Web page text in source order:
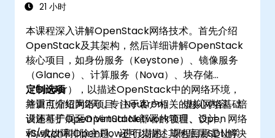
21 小时
本课程深入讲解OpenStack网络技术。首先介绍
OpenStack及其架构，然后详细讲解OpenStack
核心项目，如身份服务（Keystone）、镜像服务
（Glance）、计算服务（Nova）、块存储
（Cinder），以描述OpenStack中的网络环境，
并重点介绍网络项目（Neutron）。虚拟网络基础
设施基于Open Virtual Network项目、Open
vSwitch和OpenFlow进行描述。课程目标是让学
定制选项
培训可缩短为2天，专注于客户相关的核心内容。培
训还可扩展至OpenStack部署的管理、设计、网络
和/或故障排除主题。还可以描述其他底层SDN解决